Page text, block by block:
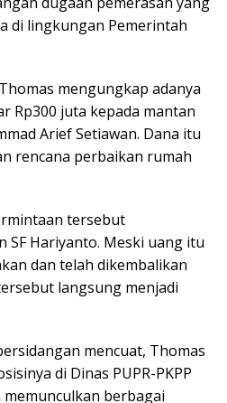
di lingkungan Pemerintah
mengungkap adanya
Rp300 juta kepada mantan
Arief Setiawan. Dana itu
rencana perbaikan rumah
tersebut
SF Hariyanto. Meski uang itu
dan telah dikembalikan
langsung menjadi
mencuat, Thomas
di Dinas PUPR-PKPP
berbagai